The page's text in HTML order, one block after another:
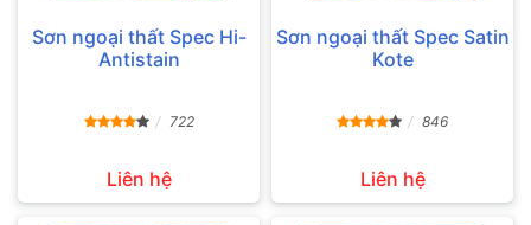
Sơn ngoại thất Spec Hi-
Antistain
722
Liên hệ
Sơn ngoại thất Spec Satin
Kote
846
Liên hệ